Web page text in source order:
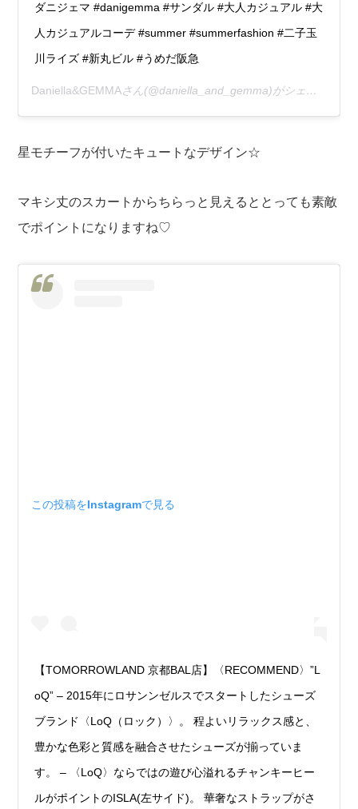
ダニジェマ #danigemma #サンダル #大人カジュアル #大
人カジュアルコーデ #summer #summerfashion #二子玉
川ライズ #新丸ビル #うめだ阪急
Daniella&GEMMAさん(@daniella_and_gemma)がシェアした投稿 –
星モチーフが付いたキュートなデザイン☆
マキシ丈のスカートからちらっと見えるととっても素敵
でポイントになりますね♡
この投稿をInstagramで見る
【TOMORROWLAND 京都BAL店】〈RECOMMEND〉”L
oQ” – 2015年にロサンンゼルスでスタートしたシューズ
ブランド〈LoQ（ロック）〉。 程よいリラックス感と、
豊かな色彩と質感を融合させたシューズが揃っていま
す。 – 〈LoQ〉ならではの遊び心溢れるチャンキーヒー
ルがポイントのISLA(左サイド)。 華奢なストラップがさ